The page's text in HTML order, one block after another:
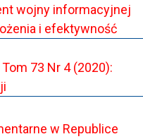
wojny informacyjnej
i efektywność
73 Nr 4 (2020):
w Republice